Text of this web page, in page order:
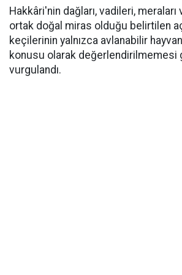
Hakkâri'nin dağları, vadileri, meraları
ortak doğal miras olduğu belirtilen
keçilerinin yalnızca avlanabilir
konusu olarak değerlendirilmemesi
vurgulandı.